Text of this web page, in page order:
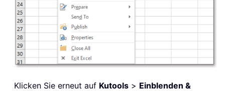
Klicken Sie erneut auf Kutools > Einblenden &